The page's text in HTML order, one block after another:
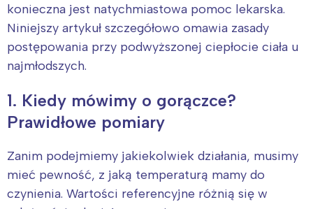
konieczna jest natychmiastowa pomoc lekarska.
Niniejszy artykuł szczegółowo omawia zasady
postępowania przy podwyższonej ciepłocie ciała u
najmłodszych.
1. Kiedy mówimy o gorączce?
Prawidłowe pomiary
Zanim podejmiemy jakiekolwiek działania, musimy
mieć pewność, z jaką temperaturą mamy do
czynienia. Wartości referencyjne różnią się w